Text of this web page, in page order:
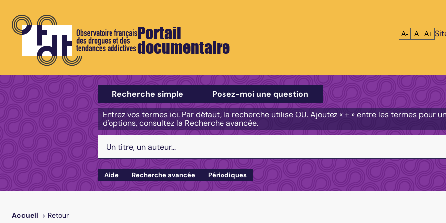
Portail
documentaire
Réduire le
A- A A+
Sélectionner un type de recherche
Recherche simple
Posez-moi une question
Entrez vos termes ici. Par défaut, la recherche utilise OU. Ajoutez « + » entre les termes pour
d'options, consultez la Recherche avancée.
Aide Recherche avancée Périodiques
Accueil Retour